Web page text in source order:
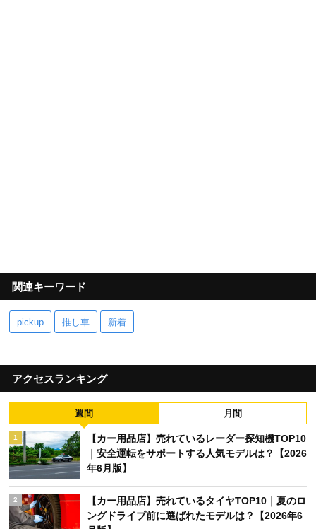
関連キーワード
pickup 推し車 新着
アクセスランキング
週間 月間
1
【カー用品店】売れているレーダー探知機TOP10
｜安全運転をサポートする人気モデルは？【2026
年6月版】
2
【カー用品店】売れているタイヤTOP10｜夏のロ
ングドライブ前に選ばれたモデルは？【2026年6